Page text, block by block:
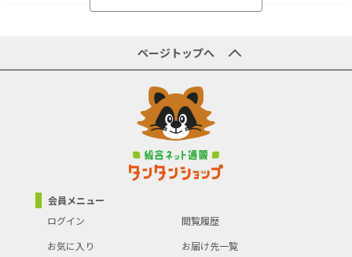
ページトップへ
会員メニュー
ログイン
閲覧履歴
お気に入り
お届け先一覧